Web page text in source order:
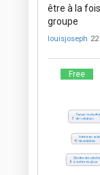
être à la
groupe
louisjoseph
Free